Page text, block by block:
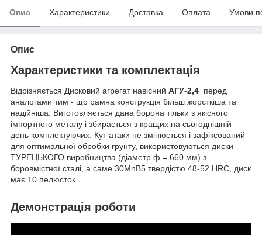
Опис Характеристики Доставка Оплата Умови
Опис
Характеристики та комплектація
Відрізняється Дисковий агрегат навісний АГУ-2,4 перед
аналогами тим - що рамна конструкція більш жорсткіша та
надійніша. Виготовляється дана борона тільки з якісного
імпортного металу і збирається з кращих на сьогоднішній
день комплектуючих. Кут атаки не змінюється і зафіксований
для оптимальної обробки грунту, використовуються диски
ТУРЕЦЬКОГО виробництва (діаметр ф = 660 мм) з
боровмістної сталі, а саме 30MnB5 твердістю 48-52 HRC, диск
має 10 пелюсток.
Демонстрація роботи